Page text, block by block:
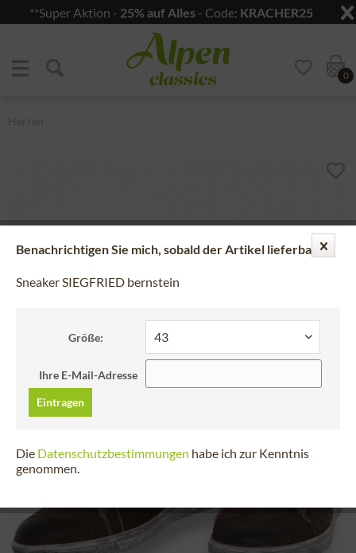
**Super Aktion - 25% auf Alles- Code: KRACHER25
Zum Hauptbereich springen
0
Benachrichtigen Sie mich, sobald der Artikel lieferbar ist.
Sneaker SIEGFRIED bernstein
Größe:
Ihre E-Mail-Adresse
Eintragen
Die Datenschutzbestimmungen habe ich zur Kenntnis
genommen.